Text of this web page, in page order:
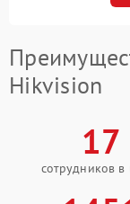
Hikvision
17
сотрудников в